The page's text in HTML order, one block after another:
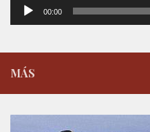
00:00
MÁS